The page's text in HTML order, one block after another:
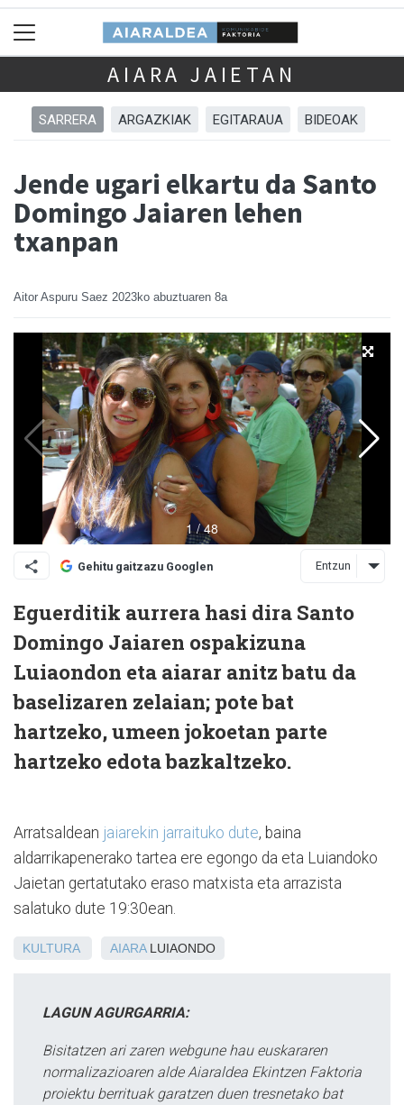
AIARA JAIETAN
SARRERA ARGAZKIAK EGITARAUA BIDEOAK
Jende ugari elkartu da Santo
Domingo Jaiaren lehen
txanpan
Aitor Aspuru Saez 2023ko abuztuaren 8a
Gehitu gaitzazu Googlen Entzun
Eguerditik aurrera hasi dira Santo
Domingo Jaiaren ospakizuna
Luiaondon eta aiarar anitz batu da
baselizaren zelaian; pote bat
hartzeko, umeen jokoetan parte
hartzeko edota bazkaltzeko.
Arratsaldean jaiarekin jarraituko dute, baina
aldarrikapenerako tartea ere egongo da eta Luiandoko
Jaietan gertatutako eraso matxista eta arrazista
salatuko dute 19:30ean.
KULTURA AIARALUIAONDO
LAGUN AGURGARRIA:
Bisitatzen ari zaren webgune hau euskararen
normalizazioaren alde Aiaraldea Ekintzen Faktoria
proiektu berrituak garatzen duen tresnetako bat